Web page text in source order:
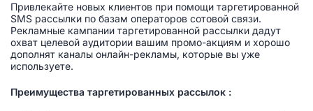
Привлекайте новых клиентов при помощи таргетированной
SMS рассылки по базам операторов сотовой связи.
Рекламные кампании таргетированной рассылки дадут
охват целевой аудитории вашим промо-акциям и хорошо
дополнят каналы онлайн-рекламы, которые вы уже
используете.
Преимущества таргетированных рассылок :